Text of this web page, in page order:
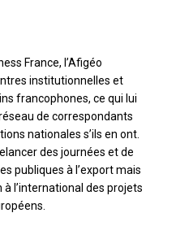
France, l’Afigéo
institutionnelles et
francophones, ce qui lui
de correspondants
nationales s’ils en ont.
des journées et de
publiques à l’export mais
l’international des projets